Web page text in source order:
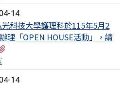
14
科技大學護理科於115年5月2
理「OPEN HOUSE活動」，請
14